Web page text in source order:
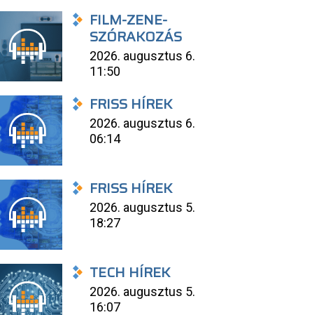
FILM-ZENE-
SZÓRAKOZÁS
2026. augusztus 6.
11:50
FRISS HÍREK
2026. augusztus 6.
06:14
FRISS HÍREK
2026. augusztus 5.
18:27
TECH HÍREK
2026. augusztus 5.
16:07